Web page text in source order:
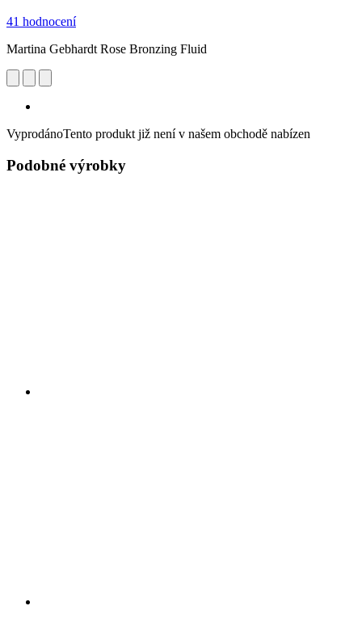
41 hodnocení
Martina Gebhardt Rose Bronzing Fluid
VyprodánoTento produkt již není v našem obchodě nabízen
Podobné výrobky